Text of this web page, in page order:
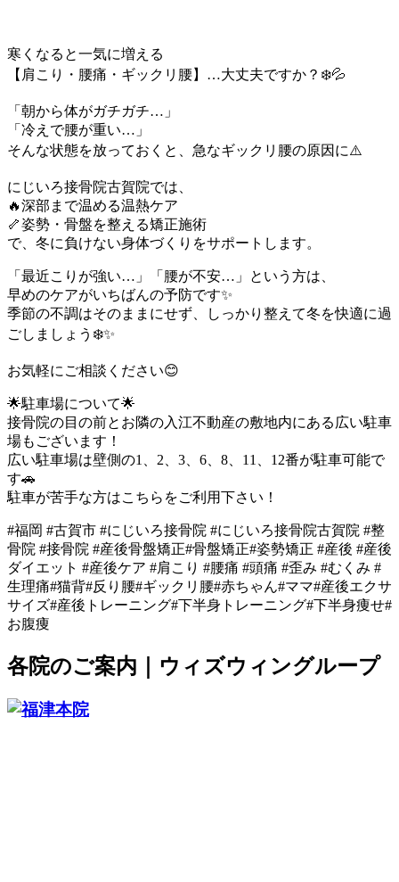
寒くなると一気に増える
【肩こり・腰痛・ギックリ腰】…大丈夫ですか？❄️💦
「朝から体がガチガチ…」
「冷えで腰が重い…」
そんな状態を放っておくと、急なギックリ腰の原因に⚠️
にじいろ接骨院古賀院では、
🔥深部まで温める温熱ケア
🦴姿勢・骨盤を整える矯正施術
で、冬に負けない身体づくりをサポートします。
「最近こりが強い…」「腰が不安…」という方は、
早めのケアがいちばんの予防です✨
季節の不調はそのままにせず、しっかり整えて冬を快適に過
ごしましょう❄️✨
お気軽にご相談ください😊
🌟駐車場について🌟
接骨院の目の前とお隣の入江不動産の敷地内にある広い駐車
場もございます！
広い駐車場は壁側の1、2、3、6、8、11、12番が駐車可能で
す🚗
駐車が苦手な方はこちらをご利用下さい！
#福岡 #古賀市 #にじいろ接骨院 #にじいろ接骨院古賀院 #整
骨院 #接骨院 #産後骨盤矯正#骨盤矯正#姿勢矯正 #産後 #産後
ダイエット #産後ケア #肩こり #腰痛 #頭痛 #歪み #むくみ #
生理痛#猫背#反り腰#ギックリ腰#赤ちゃん#ママ#産後エクサ
サイズ#産後トレーニング#下半身トレーニング#下半身痩せ#
お腹痩
各院のご案内｜ウィズウィングループ